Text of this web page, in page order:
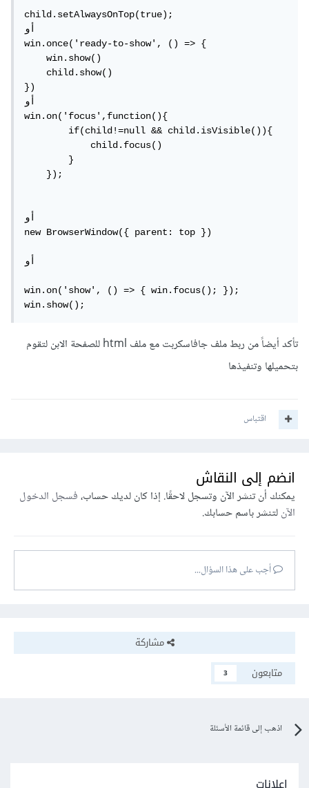
child.setAlwaysOnTop(true);
أو
win.once('ready-to-show', () => {
    win.show()
    child.show()
})
أو
win.on('focus',function(){
        if(child!=null && child.isVisible()){
            child.focus()
        }
    });
أو
new BrowserWindow({ parent: top })
أو
win.on('show', () => { win.focus(); });
win.show();
تأكد أيضاً من ربط ملف جافاسكربت مع ملف html للصفحة الابن لتقوم
بتحميلها وتنفيذها
اقتباس
انضم إلى النقاش
يمكنك أن تنشر الآن وتسجل لاحقًا. إذا كان لديك حساب،فسجل الدخول
الآنلتنشر باسم حسابك.
أجب على هذا السؤال...
مشاركة
متابعون
3
اذهب إلى قائمة الأسئلة